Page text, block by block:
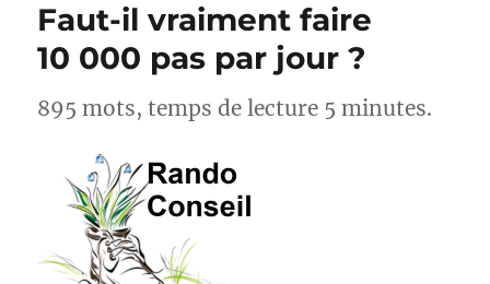
pour
des
avec
Faut-il vraiment faire
10 000 pas par jour ?
895 mots, temps de lecture 5 minutes.